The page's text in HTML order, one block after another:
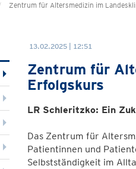
Zentrum für Altersmedizin im
13.02.2025 | 12:51
Zentrum für
Erfolgskurs
LR Schleritzko: Ein
Das Zentrum für
Patientinnen und
Selbstständigkeit im